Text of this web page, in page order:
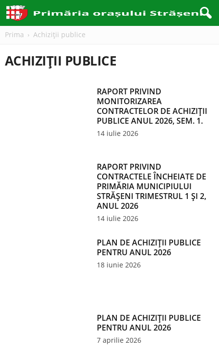
Prima Achiziţii publice
ACHIZIŢII PUBLICE
RAPORT PRIVIND
MONITORIZAREA
CONTRACTELOR DE ACHIZIȚII
PUBLICE ANUL 2026, SEM. 1.
14 iulie 2026
RAPORT PRIVIND
CONTRACTELE ÎNCHEIATE DE
PRIMĂRIA MUNICIPIULUI
STRĂȘENI TRIMESTRUL 1 ȘI 2,
ANUL 2026
14 iulie 2026
PLAN DE ACHIZIȚII PUBLICE
PENTRU ANUL 2026
18 iunie 2026
PLAN DE ACHIZIȚII PUBLICE
PENTRU ANUL 2026
7 aprilie 2026